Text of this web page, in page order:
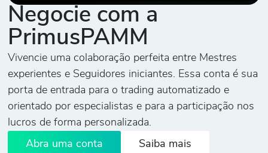
Negocie com a
PrimusPAMM
Vivencie uma colaboração perfeita entre Mestres
experientes e Seguidores iniciantes. Essa conta é sua
porta de entrada para o trading automatizado e
orientado por especialistas e para a participação nos
lucros de forma personalizada.
Abra uma conta
Saiba mais